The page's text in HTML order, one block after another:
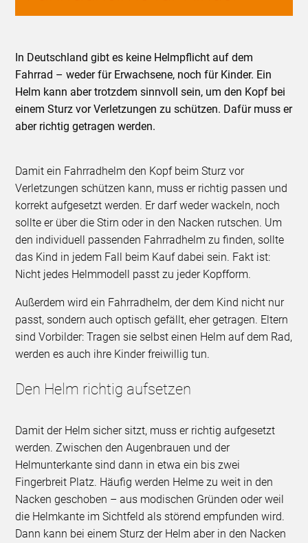
In Deutschland gibt es keine Helmpflicht auf dem
Fahrrad – weder für Erwachsene, noch für Kinder. Ein
Helm kann aber trotzdem sinnvoll sein, um den Kopf bei
einem Sturz vor Verletzungen zu schützen. Dafür muss er
aber richtig getragen werden.
Damit ein Fahrradhelm den Kopf beim Sturz vor
Verletzungen schützen kann, muss er richtig passen und
korrekt aufgesetzt werden. Er darf weder wackeln, noch
sollte er über die Stirn oder in den Nacken rutschen. Um
den individuell passenden Fahrradhelm zu finden, sollte
das Kind in jedem Fall beim Kauf dabei sein. Fakt ist:
Nicht jedes Helmmodell passt zu jeder Kopfform.
Außerdem wird ein Fahrradhelm, der dem Kind nicht nur
passt, sondern auch optisch gefällt, eher getragen. Eltern
sind Vorbilder: Tragen sie selbst einen Helm auf dem Rad,
werden es auch ihre Kinder freiwillig tun.
Den Helm richtig aufsetzen
Damit der Helm sicher sitzt, muss er richtig aufgesetzt
werden. Zwischen den Augenbrauen und der
Helmunterkante sind dann in etwa ein bis zwei
Fingerbreit Platz. Häufig werden Helme zu weit in den
Nacken geschoben – aus modischen Gründen oder weil
die Helmkante im Sichtfeld als störend empfunden wird.
Dann kann bei einem Sturz der Helm aber in den Nacken